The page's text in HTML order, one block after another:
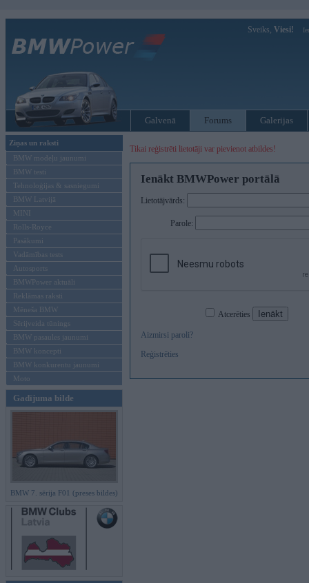
Sveiks, Viesi!
Galvenā Forums Galerijas
Ziņas un raksti
BMW modeļu jaunumi
BMW testi
Tehnoloģijas & sasniegumi
BMW Latvijā
MINI
Rolls-Royce
Pasākumi
Vadāmības tests
Autosports
BMWPower aktuāli
Reklāmas raksti
Mēneša BMW
Sērijveida tūnings
BMW pasaules jaunumi
BMW koncepti
BMW konkurentu jaunumi
Moto
Gadījuma bilde
BMW 7. sērija F01 (preses bildes)
Tikai reģistrēti lietotāji var pievienot atbildes!
Ienākt BMWPower portālā
Lietotājvārds:
Parole:
Atcerēties
Aizmirsi paroli?
Reģistrēties